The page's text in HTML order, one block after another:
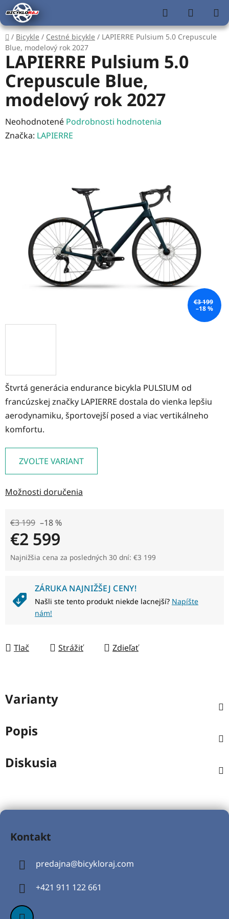
Prejsť
na
obsah
Hľadať
KOŠÍK
Domov
/ Bicykle / Cestné bicykle / LAPIERRE Pulsium 5.0 Crepuscule
Blue, modelový rok 2027
Štvrtá generácia endurance bicykla PULSIUM od
francúzskej značky LAPIERRE dostala do vienka lepšiu
aerodynamiku, športovejší posed a viac vertikálneho
komfortu.
ZVOĽTE VARIANT
Možnosti doručenia
€3 199 –18 %
€2 599
Jednotková cena:
Najnižšia cena za posledných 30 dní: €3 199
ZÁRUKA NAJNIŽŠEJ CENY!
Našli ste tento produkt niekde lacnejší? Napíšte
nám!
Tlač Strážiť Zdieľať
LAPIERRE Pulsium 5.0
Crepuscule Blue,
modelový rok 2027
Priemerné
hodnotenie
hviezdičiek.
Neohodnotené Podrobnosti hodnotenia
Značka: LAPIERRE
€3 199
–18 %
Varianty
Popis
Diskusia
Z
Kontakt
predajna@bicykloraj.com
+421 911 122 661